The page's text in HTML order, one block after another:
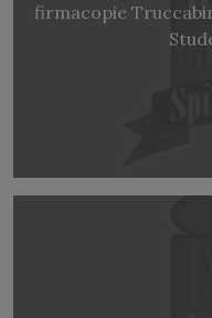
firmacopie